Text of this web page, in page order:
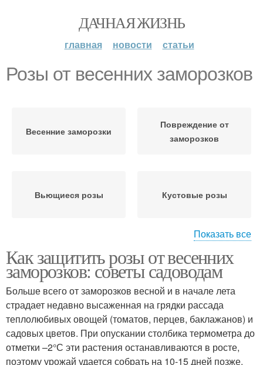
ДАЧНАЯ ЖИЗНЬ
главная новости статьи
Розы от весенних заморозков
Весенние заморозки
Повреждение от
заморозков
Вьющиеся розы Кустовые розы
Зимостойкие розы
Показать все
Как защитить розы от весенних
заморозков: советы садоводам
Больше всего от заморозков весной и в начале лета
страдает недавно высаженная на грядки рассада
теплолюбивых овощей (томатов, перцев, баклажанов) и
садовых цветов. При опускании столбика термометра до
отметки –2°С эти растения останавливаются в росте,
поэтому урожай удается собрать на 10-15 дней позже.